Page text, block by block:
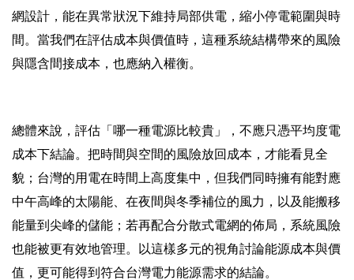
網設計，能在異常狀況下維持局部供電，縮小停電範圍與時
間。當我們在評估成本與價值時，這種系統結構帶來的風險
與隱含間接成本，也應納入權衡。
總體來說，評估「哪一種電源比較貴」，不應只憑平均度電
成本下結論。把時間與空間的風險放回成本，才能看見全
貌；台灣的用電在時間上高度集中，但我們同時擁有能對應
中午高峰的太陽能、在夜間與冬季補位的風力，以及能搬移
能量到尖峰的儲能；若再配合分散式電網的佈局，系統風險
也能被更有效地管理。以這樣多元的視角討論能源成本與價
值，更可能得到符合台灣電力能源需求的結論。